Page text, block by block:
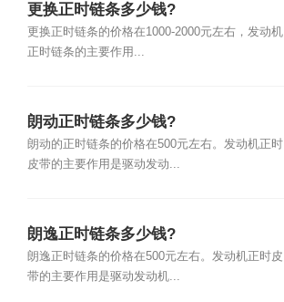
更换正时链条多少钱?
更换正时链条的价格在1000-2000元左右，发动机
正时链条的主要作用...
朗动正时链条多少钱?
朗动的正时链条的价格在500元左右。发动机正时
皮带的主要作用是驱动发动...
朗逸正时链条多少钱?
朗逸正时链条的价格在500元左右。发动机正时皮
带的主要作用是驱动发动机...